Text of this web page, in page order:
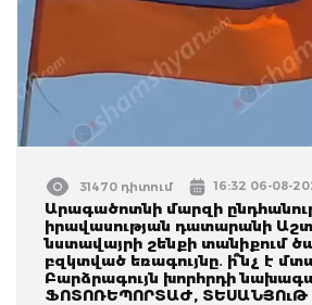
31470 դիտում 16:32 06-08-
Արագածոտնի մարզի
իրավասության դատարանի
նստավայրի շենքի տանիքում
բզկտված եռագույնը․ ի՞նչ է
Բարձրագույն խորհրդի
ՖՈՏՈՌԵՊՈՐՏԱԺ, ՏԵՍԱՆՅՈւԹ